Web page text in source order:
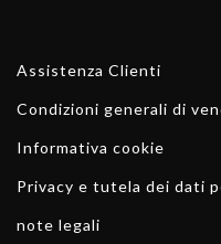
Assistenza Clienti
Condizioni generali di
Informativa cookie
Privacy e tutela dei dati
note legali